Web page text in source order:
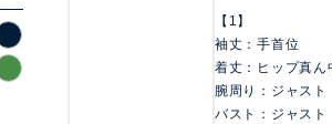
【1】
袖丈：手首位
着丈：ヒップ真ん
腕周り：ジャスト
バスト：ジャスト